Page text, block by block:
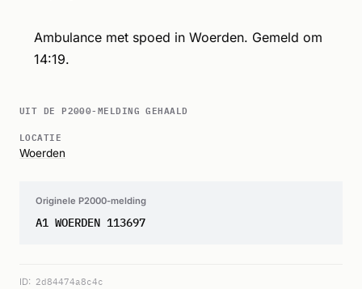
Ambulance met spoed in Woerden. Gemeld om
14:19.
UIT DE P2000-MELDING GEHAALD
LOCATIE
Woerden
Originele P2000-melding
A1 WOERDEN 113697
ID: 2d84474a8c4c